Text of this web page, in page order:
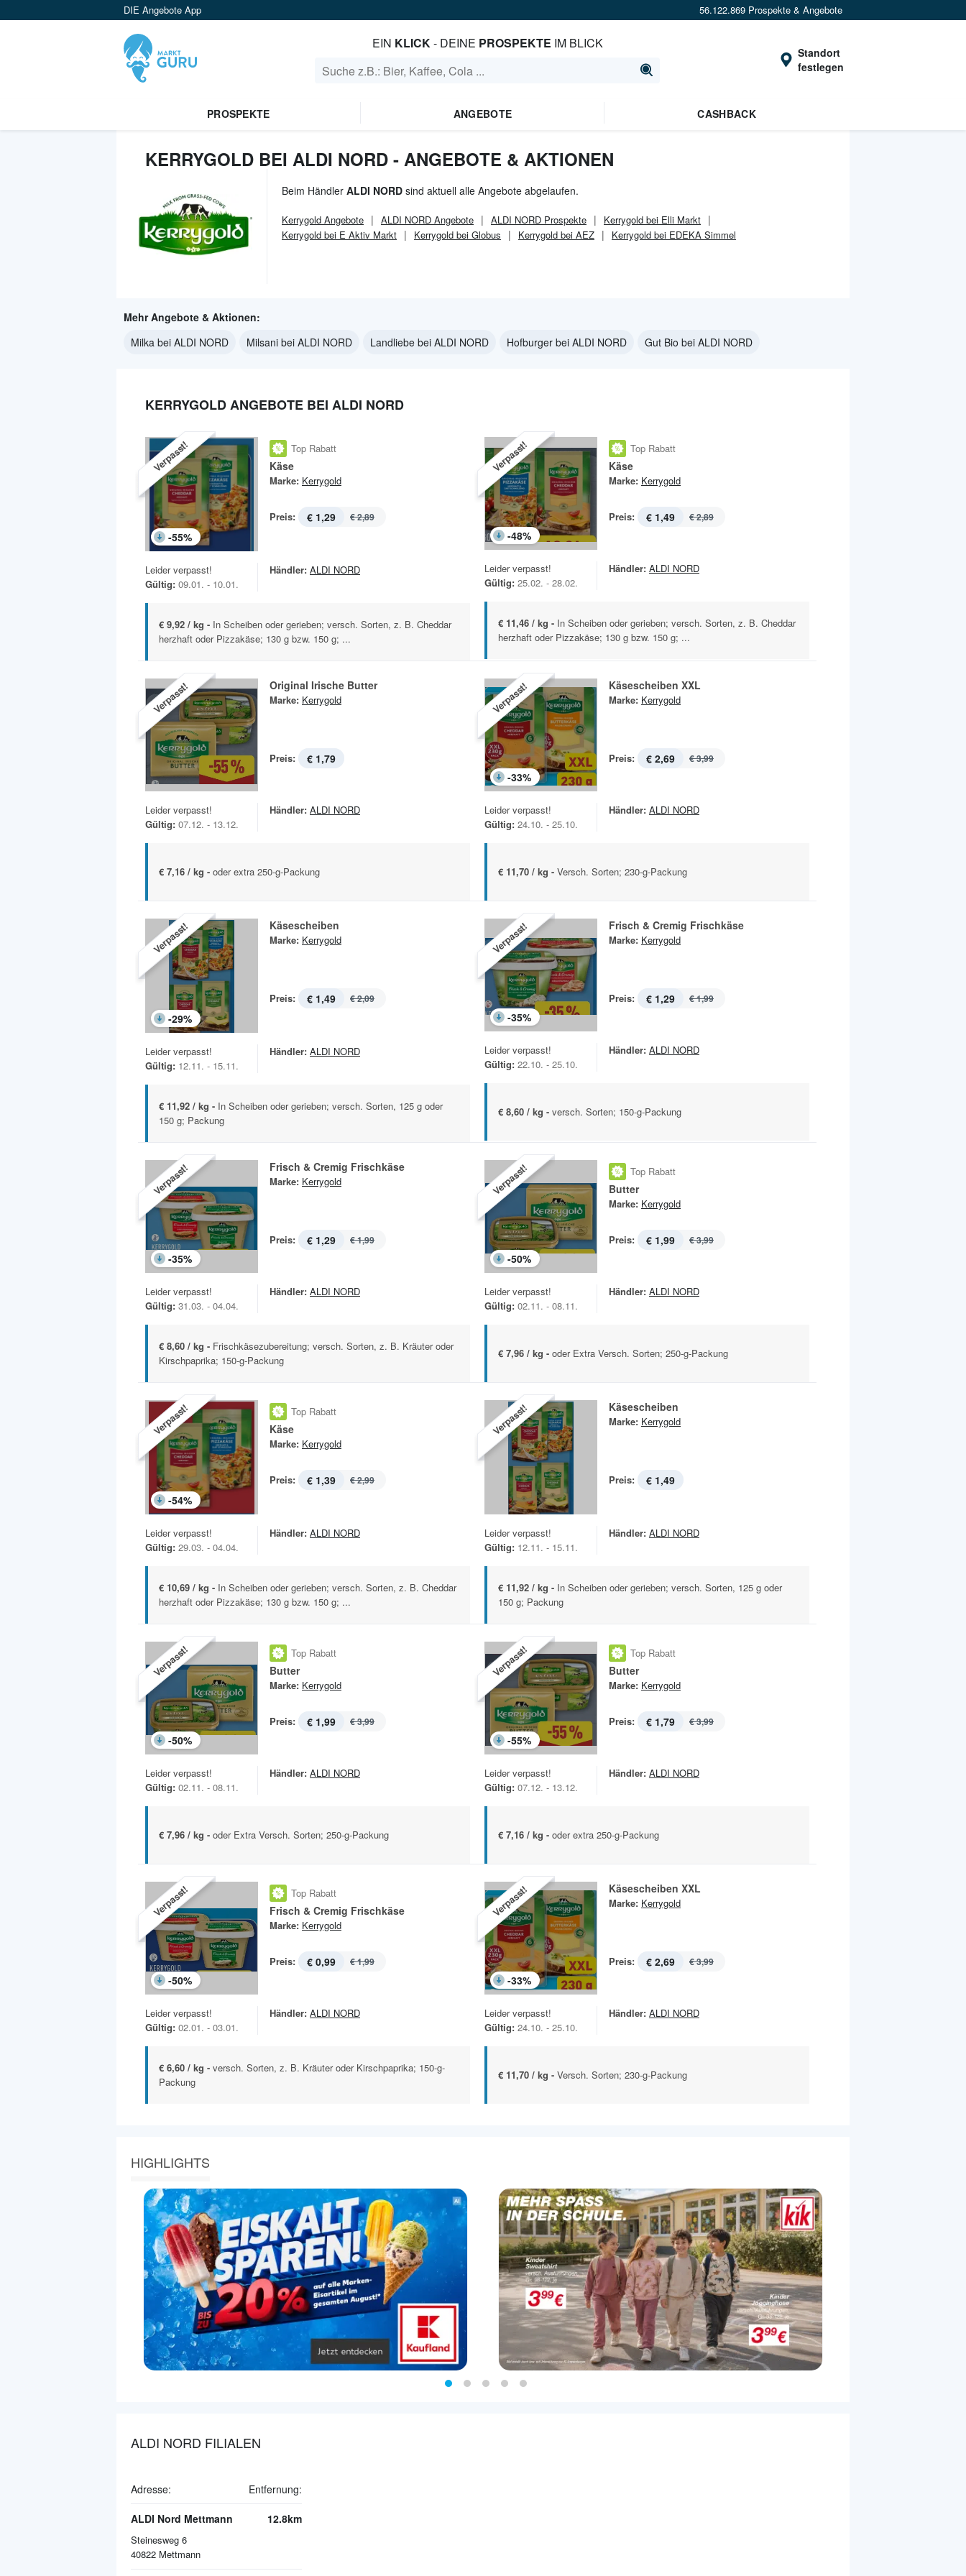
DIE Angebote App 56.122.869 Prospekte & Angebote
EIN KLICK- DEINE PROSPEKTE IM BLICK
Standort
festlegen
PROSPEKTE ANGEBOTE CASHBACK
KERRYGOLD BEI ALDI NORD - ANGEBOTE & AKTIONEN
Beim Händler ALDI NORD sind aktuell alle Angebote abgelaufen.
Kerrygold Angebote ALDI NORD Angebote ALDI NORD Prospekte
Kerrygold bei Elli Markt
Kerrygold bei E Aktiv Markt
Kerrygold bei Globus Kerrygold bei AEZ Kerrygold bei EDEKA Simmel
Mehr Angebote & Aktionen:
Milka bei ALDI NORD
Milsani bei ALDI NORD Landliebe bei ALDI NORD Hofburger bei ALDI NORD Gut Bio bei ALDI NORD
KERRYGOLD ANGEBOTE BEI ALDI NORD
Verpasst!
-55%
Top Rabatt
Käse
Marke: Kerrygold
Preis: € 1,29 € 2,89
Leider verpasst!
Gültig: 09.01. - 10.01.
Händler: ALDI NORD
€ 9,92 / kg - In Scheiben oder gerieben; versch. Sorten, z. B. Cheddar
herzhaft oder Pizzakäse; 130 g bzw. 150 g; ...
Verpasst!
-48%
Top Rabatt
Käse
Marke: Kerrygold
Preis: € 1,49 € 2,89
Leider verpasst!
Gültig: 25.02. - 28.02.
Händler: ALDI NORD
€ 11,46 / kg - In Scheiben oder gerieben; versch. Sorten, z. B. Cheddar
herzhaft oder Pizzakäse; 130 g bzw. 150 g; ...
Verpasst! Original Irische Butter
Marke: Kerrygold
Preis: € 1,79
Leider verpasst!
Gültig: 07.12. - 13.12.
Händler: ALDI NORD
€ 7,16 / kg - oder extra 250-g-Packung
Verpasst!
-33%
Käsescheiben XXL
Marke: Kerrygold
Preis: € 2,69 € 3,99
Leider verpasst!
Gültig: 24.10. - 25.10.
Händler: ALDI NORD
€ 11,70 / kg - Versch. Sorten; 230-g-Packung
Verpasst!
-29%
Käsescheiben
Marke: Kerrygold
Preis: € 1,49 € 2,09
Leider verpasst!
Gültig: 12.11. - 15.11.
Händler: ALDI NORD
€ 11,92 / kg - In Scheiben oder gerieben; versch. Sorten, 125 g oder
150 g; Packung
Verpasst!
-35%
Frisch & Cremig Frischkäse
Marke: Kerrygold
Preis: € 1,29 € 1,99
Leider verpasst!
Gültig: 22.10. - 25.10.
Händler: ALDI NORD
€ 8,60 / kg - versch. Sorten; 150-g-Packung
Verpasst!
-35%
Frisch & Cremig Frischkäse
Marke: Kerrygold
Preis: € 1,29 € 1,99
Leider verpasst!
Gültig: 31.03. - 04.04.
Händler: ALDI NORD
€ 8,60 / kg - Frischkäsezubereitung; versch. Sorten, z. B. Kräuter oder
Kirschpaprika; 150-g-Packung
Verpasst!
-50%
Top Rabatt
Butter
Marke: Kerrygold
Preis: € 1,99 € 3,99
Leider verpasst!
Gültig: 02.11. - 08.11.
Händler: ALDI NORD
€ 7,96 / kg - oder Extra Versch. Sorten; 250-g-Packung
Verpasst!
-54%
Top Rabatt
Käse
Marke: Kerrygold
Preis: € 1,39 € 2,99
Leider verpasst!
Gültig: 29.03. - 04.04.
Händler: ALDI NORD
€ 10,69 / kg - In Scheiben oder gerieben; versch. Sorten, z. B. Cheddar
herzhaft oder Pizzakäse; 130 g bzw. 150 g; ...
Verpasst! Käsescheiben
Marke: Kerrygold
Preis: € 1,49
Leider verpasst!
Gültig: 12.11. - 15.11.
Händler: ALDI NORD
€ 11,92 / kg - In Scheiben oder gerieben; versch. Sorten, 125 g oder
150 g; Packung
Verpasst!
-50%
Top Rabatt
Butter
Marke: Kerrygold
Preis: € 1,99 € 3,99
Leider verpasst!
Gültig: 02.11. - 08.11.
Händler: ALDI NORD
€ 7,96 / kg - oder Extra Versch. Sorten; 250-g-Packung
Verpasst!
-55%
Top Rabatt
Butter
Marke: Kerrygold
Preis: € 1,79 € 3,99
Leider verpasst!
Gültig: 07.12. - 13.12.
Händler: ALDI NORD
€ 7,16 / kg - oder extra 250-g-Packung
Verpasst!
-50%
Top Rabatt
Frisch & Cremig Frischkäse
Marke: Kerrygold
Preis: € 0,99 € 1,99
Leider verpasst!
Gültig: 02.01. - 03.01.
Händler: ALDI NORD
€ 6,60 / kg - versch. Sorten, z. B. Kräuter oder Kirschpaprika; 150-g-
Packung
Verpasst!
-33%
Käsescheiben XXL
Marke: Kerrygold
Preis: € 2,69 € 3,99
Leider verpasst!
Gültig: 24.10. - 25.10.
Händler: ALDI NORD
€ 11,70 / kg - Versch. Sorten; 230-g-Packung
HIGHLIGHTS
ALDI NORD FILIALEN
Adresse: Entfernung:
ALDI Nord Mettmann
Steinesweg 6
40822 Mettmann
12.8km